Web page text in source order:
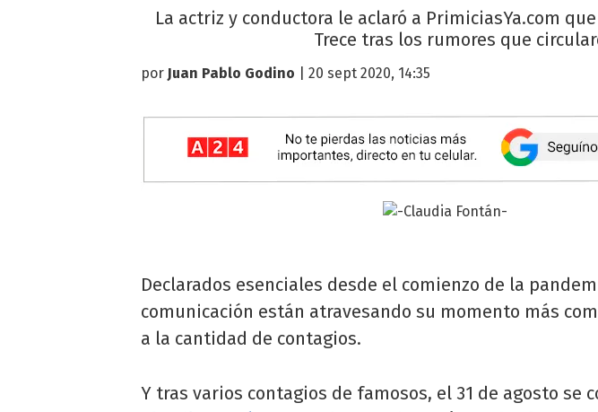
La actriz y conductora le aclaró a PrimiciasYa.com
Trece tras los rumores que
por Juan Pablo Godino | 20 sept 2020, 14:35
Declarados esenciales desde el comienzo de la
comunicación están atravesando su momento más
a la cantidad de contagios.
Y tras varios contagios de famosos, el 31 de agosto se